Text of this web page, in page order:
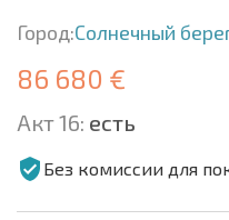
Город:Солнечный
86 680 €
Акт 16: есть
Без комиссии для